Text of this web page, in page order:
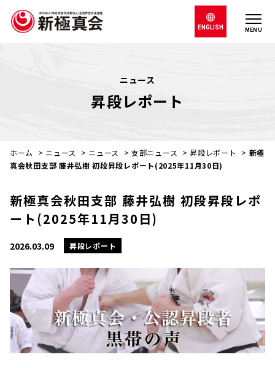
MENU
ENGLISH
ニュース
昇段レポート
ホーム > ニュース > ニュース >支部ニュース >昇段レポート > 新極
真会秋田支部 藤井弘樹 初段昇段レポート(2025年11月30日)
新極真会秋田支部 藤井弘樹 初段昇段レポ
ート(2025年11月30日)
2026.03.09 昇段レポート